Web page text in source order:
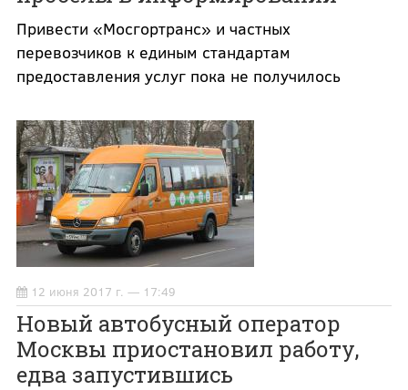
Привести «Мосгортранс» и частных
перевозчиков к единым стандартам
предоставления услуг пока не получилось
12 июня 2017 г. — 17:49
Новый автобусный оператор
Москвы приостановил работу,
едва запустившись